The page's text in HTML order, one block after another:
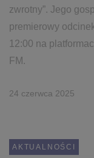
zwrotny”. Jego
premierowy
12:00 na
FM.
24 czerwca 2025
AKTUALNOŚCI